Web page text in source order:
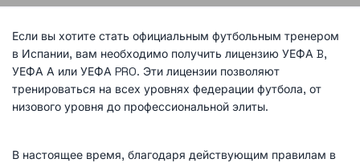
Если вы хотите стать официальным футбольным тренером
в Испании, вам необходимо получить лицензию УЕФА B,
УЕФА А или УЕФА PRO. Эти лицензии позволяют
тренироваться на всех уровнях федерации футбола, от
низового уровня до профессиональной элиты.
В настоящее время, благодаря действующим правилам в